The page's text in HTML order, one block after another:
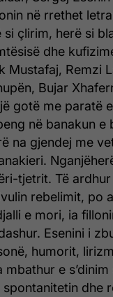
në rrethet
çlirim, herë si
dhe
Mustafaj, Remzi
Bujar
gotë me paratë
në banakun e
na gjendej me
tjetrit. Të
rebelimit, po
e mori, ia
Esenini i
humorit,
mbathur e
dhe